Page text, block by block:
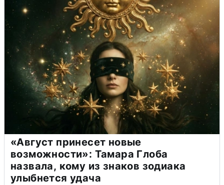
«Август принесет новые
возможности»: Тамара Глоба
назвала, кому из знаков зодиака
улыбнется удача